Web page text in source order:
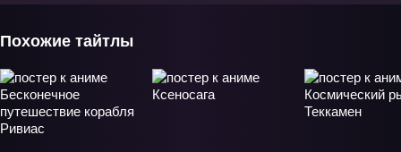
Похожие тайтлы